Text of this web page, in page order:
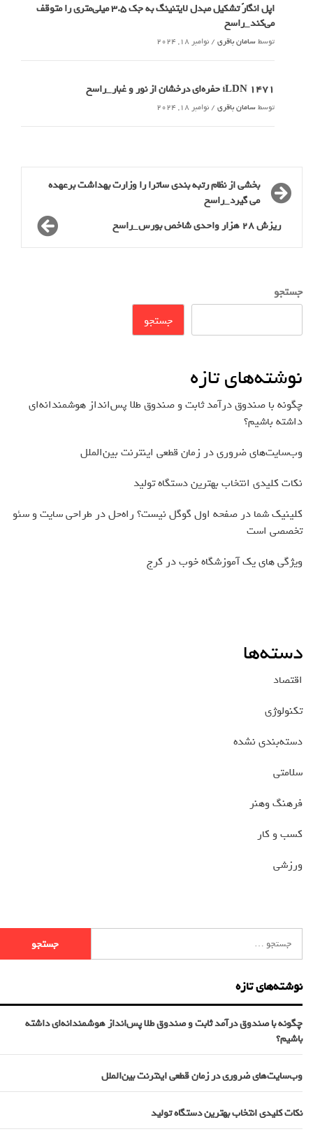
اپل انگارً تشکیل مبدل لایتنینگ به جک ۳.۵ میلی‌متری را متوقف
می‌کند_راسخ
توسطسامان باقری / نوامبر 18, 2024
LDN 1471؛ حفره‌ای درخشان از نور و غبار_راسخ
توسطسامان باقری / نوامبر 18, 2024
بخشی از نظام رتبه بندی ساترا را وزارت بهداشت برعهده
می گیرد_راسخ
ریزش 28 هزار واحدی شاخص بورس_راسخ
جستجو
جستجو
نوشته‌های تازه
چگونه با صندوق درآمد ثابت و صندوق طلا پس‌انداز هوشمندانه‌ای
داشته باشیم؟
وب‌سایت‌های ضروری در زمان قطعی اینترنت بین‌الملل
نکات کلیدی انتخاب بهترین دستگاه تولید
کلینیک شما در صفحه اول گوگل نیست؟ راه‌حل در طراحی سایت و سئو
تخصصی است
ویژگی های یک آموزشگاه خوب در کرج
دسته‌ها
اقتصاد
تکنولوژی
دسته‌بندی نشده
سلامتی
فرهنگ وهنر
کسب و کار
ورزشی
نوشته‌های تازه
چگونه با صندوق درآمد ثابت و صندوق طلا پس‌انداز هوشمندانه‌ای داشته
باشیم؟
وب‌سایت‌های ضروری در زمان قطعی اینترنت بین‌الملل
نکات کلیدی انتخاب بهترین دستگاه تولید